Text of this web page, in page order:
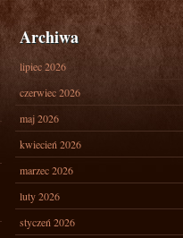
Archiwa
lipiec 2026
czerwiec 2026
maj 2026
kwiecień 2026
marzec 2026
luty 2026
styczeń 2026